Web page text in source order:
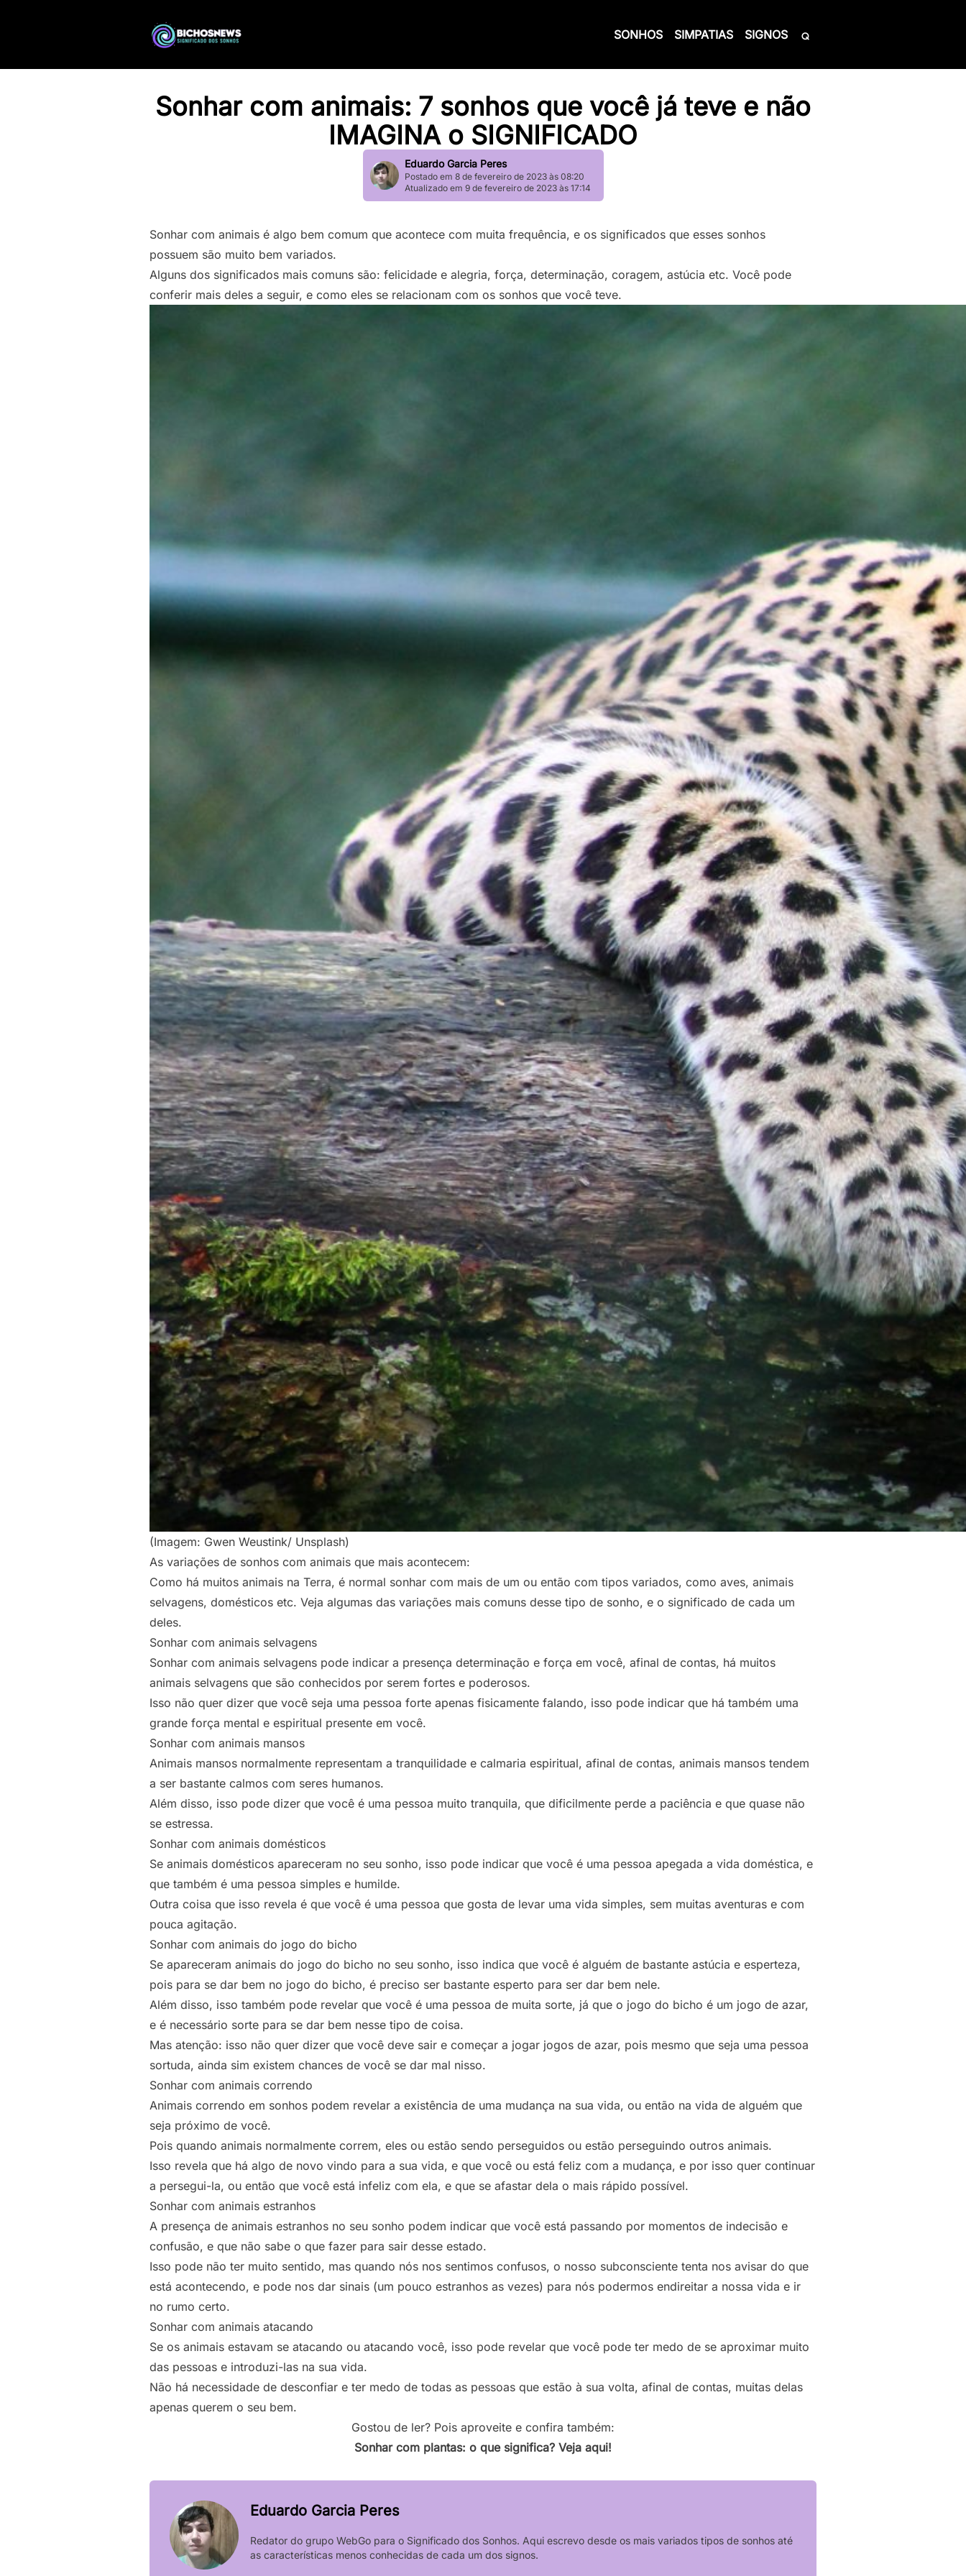
SONHOS SIMPATIAS SIGNOS
Sonhar com animais: 7 sonhos que você já teve e não
IMAGINA o SIGNIFICADO
Eduardo Garcia Peres
Postado em 8 de fevereiro de 2023 às 08:20
Atualizado em 9 de fevereiro de 2023 às 17:14
Sonhar com animais é algo bem comum que acontece com muita frequência, e os significados que esses sonhos
possuem são muito bem variados.
Alguns dos significados mais comuns são: felicidade e alegria, força, determinação, coragem, astúcia etc. Você pode
conferir mais deles a seguir, e como eles se relacionam com os sonhos que você teve.
(Imagem: Gwen Weustink/ Unsplash)
As variações de sonhos com animais que mais acontecem:
Como há muitos animais na Terra, é normal sonhar com mais de um ou então com tipos variados, como aves, animais
selvagens, domésticos etc. Veja algumas das variações mais comuns desse tipo de sonho, e o significado de cada um
deles.
Sonhar com animais selvagens
Sonhar com animais selvagens pode indicar a presença determinação e força em você, afinal de contas, há muitos
animais selvagens que são conhecidos por serem fortes e poderosos.
Isso não quer dizer que você seja uma pessoa forte apenas fisicamente falando, isso pode indicar que há também uma
grande força mental e espiritual presente em você.
Sonhar com animais mansos
Animais mansos normalmente representam a tranquilidade e calmaria espiritual, afinal de contas, animais mansos tendem
a ser bastante calmos com seres humanos.
Além disso, isso pode dizer que você é uma pessoa muito tranquila, que dificilmente perde a paciência e que quase não
se estressa.
Sonhar com animais domésticos
Se animais domésticos apareceram no seu sonho, isso pode indicar que você é uma pessoa apegada a vida doméstica, e
que também é uma pessoa simples e humilde.
Outra coisa que isso revela é que você é uma pessoa que gosta de levar uma vida simples, sem muitas aventuras e com
pouca agitação.
Sonhar com animais do jogo do bicho
Se apareceram animais do jogo do bicho no seu sonho, isso indica que você é alguém de bastante astúcia e esperteza,
pois para se dar bem no jogo do bicho, é preciso ser bastante esperto para ser dar bem nele.
Além disso, isso também pode revelar que você é uma pessoa de muita sorte, já que o jogo do bicho é um jogo de azar,
e é necessário sorte para se dar bem nesse tipo de coisa.
Mas atenção: isso não quer dizer que você deve sair e começar a jogar jogos de azar, pois mesmo que seja uma pessoa
sortuda, ainda sim existem chances de você se dar mal nisso.
Sonhar com animais correndo
Animais correndo em sonhos podem revelar a existência de uma mudança na sua vida, ou então na vida de alguém que
seja próximo de você.
Pois quando animais normalmente correm, eles ou estão sendo perseguidos ou estão perseguindo outros animais.
Isso revela que há algo de novo vindo para a sua vida, e que você ou está feliz com a mudança, e por isso quer continuar
a persegui-la, ou então que você está infeliz com ela, e que se afastar dela o mais rápido possível.
Sonhar com animais estranhos
A presença de animais estranhos no seu sonho podem indicar que você está passando por momentos de indecisão e
confusão, e que não sabe o que fazer para sair desse estado.
Isso pode não ter muito sentido, mas quando nós nos sentimos confusos, o nosso subconsciente tenta nos avisar do que
está acontecendo, e pode nos dar sinais (um pouco estranhos as vezes) para nós podermos endireitar a nossa vida e ir
no rumo certo.
Sonhar com animais atacando
Se os animais estavam se atacando ou atacando você, isso pode revelar que você pode ter medo de se aproximar muito
das pessoas e introduzi-las na sua vida.
Não há necessidade de desconfiar e ter medo de todas as pessoas que estão à sua volta, afinal de contas, muitas delas
apenas querem o seu bem.
Gostou de ler? Pois aproveite e confira também:
Sonhar com plantas: o que significa? Veja aqui!
Eduardo Garcia Peres
Redator do grupo WebGo para o Significado dos Sonhos. Aqui escrevo desde os mais variados tipos de sonhos até
as características menos conhecidas de cada um dos signos.